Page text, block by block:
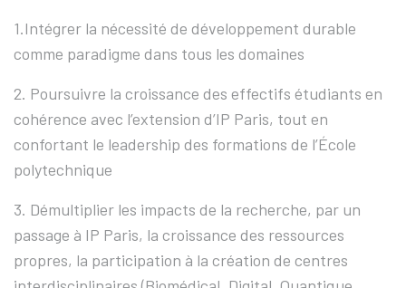
1.Intégrer la nécessité de développement durable
comme paradigme dans tous les domaines
2. Poursuivre la croissance des effectifs étudiants en
cohérence avec l’extension d’IP Paris, tout en
confortant le leadership des formations de l’École
polytechnique
3. Démultiplier les impacts de la recherche, par un
passage à IP Paris, la croissance des ressources
propres, la participation à la création de centres